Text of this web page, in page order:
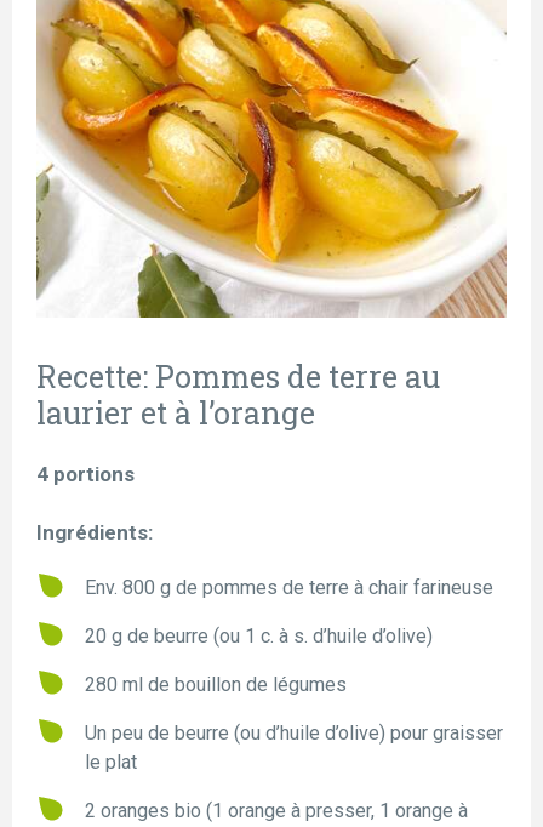
Recette: Pommes de terre au
laurier et à l’orange
4 portions
Ingrédients:
Env. 800 g de pommes de terre à chair farineuse
20 g de beurre (ou 1 c. à s. d’huile d’olive)
280 ml de bouillon de légumes
Un peu de beurre (ou d’huile d’olive) pour graisser
le plat
2 oranges bio (1 orange à presser, 1 orange à